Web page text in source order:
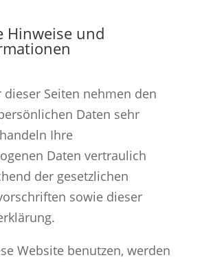
Hinweise und
dieser Seiten nehmen den
Daten sehr
Ihre
Daten vertraulich
der gesetzlichen
sowie dieser
Website benutzen, werden